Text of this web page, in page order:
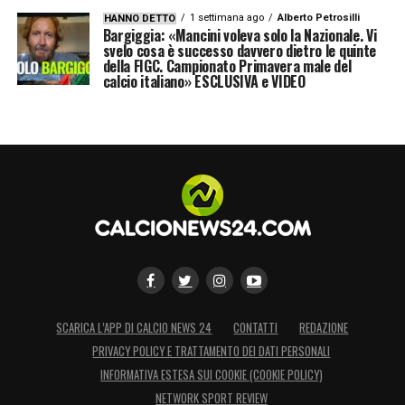
100€ per ogni cartellino in Serie A
Per ogni cartellino ottieni 5€ fino a 100€ di
bonus scommesse
Verifica termini e condizioni tramite i
SCOPRI LA PROMO LOTTOMATICA
SCOPRI LA PROMO GOLDBET
LA PLAYLIST DELLE NOSTRE TOP NEWS
HANNO DETTO 1 settimana ago Alberto Petrosilli
Bargiggia: «Mancini voleva solo la Nazionale. Vi
svelo cosa è successo davvero dietro le quinte
della FIGC. Campionato Primavera male del
calcio italiano» ESCLUSIVA e VIDEO
SCARICA L’APP DI CALCIO NEWS 24 CONTATTI
REDAZIONE
PRIVACY POLICY E TRATTAMENTO DEI DATI PERSONALI
INFORMATIVA ESTESA SUI COOKIE (COOKIE POLICY)
NETWORK SPORT REVIEW